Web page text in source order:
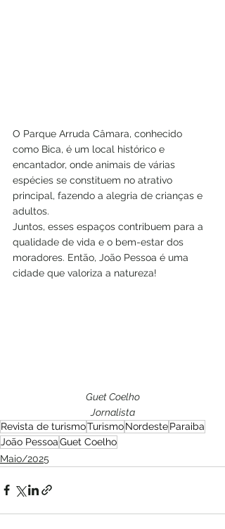
O Parque Arruda Câmara, conhecido
como Bica, é um local histórico e
encantador, onde animais de várias
espécies se constituem no atrativo
principal, fazendo a alegria de crianças e
adultos.
Juntos, esses espaços contribuem para a
qualidade de vida e o bem-estar dos
moradores. Então, João Pessoa é uma
cidade que valoriza a natureza!
Guet Coelho
Jornalista
Revista de turismoTurismoNordesteParaiba
João PessoaGuet Coelho
Maio/2025